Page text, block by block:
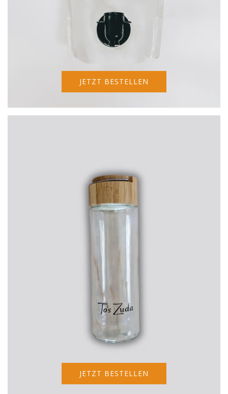
JETZT BESTELLEN
JETZT BESTELLEN